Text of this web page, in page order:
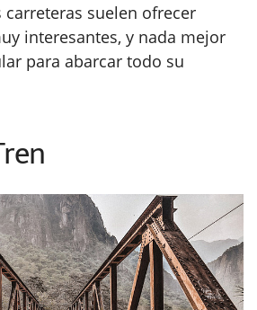
carreteras suelen ofrecer
interesantes, y nada mejor
para abarcar todo su